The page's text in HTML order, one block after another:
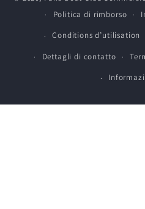
Politica di rimborso
Conditions d’utilisation
Dettagli di contatto